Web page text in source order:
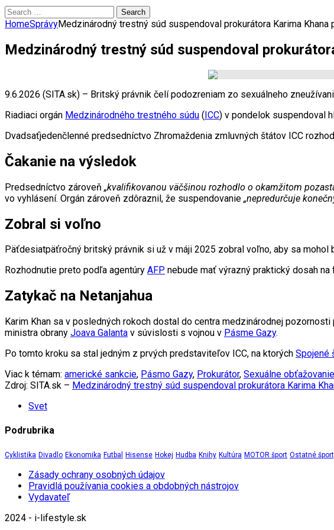
Search
for:
HomeSprávyMedzinárodný trestný súd suspendoval prokurátora Karima Khana
Medzinárodný trestný súd suspendoval
9.6.2026 (SITA.sk) – Britský právnik čelí podozreniam zo sexuálneho
Riadiaci orgán Medzinárodného trestného súdu (ICC) v pondelok suspendoval
Dvadsaťjedenčlenné predsedníctvo Zhromaždenia zmluvných štátov ICC
Čakanie na výsledok
Predsedníctvo zároveň „kvalifikovanou väčšinou rozhodlo o okamžitom
vo vyhlásení. Orgán zároveň zdôraznil, že suspendovanie „nepredurčuje
Zobral si voľno
Päťdesiatpäťročný britský právnik si už v máji 2025 zobral voľno, aby sa mohol
Rozhodnutie preto podľa agentúry AFP nebude mať výrazný praktický dosah na
Zatykač na Netanjahua
Karim Khan sa v posledných rokoch dostal do centra medzinárodnej
ministra obrany Joava Galanta v súvislosti s vojnou v Pásme Gazy.
Po tomto kroku sa stal jedným z prvých predstaviteľov ICC, na ktorých Spojené
Viac k témam: americké sankcie, Pásmo Gazy, Prokurátor, Sexuálne obťažovanie
Zdroj: SITA.sk – Medzinárodný trestný súd suspendoval prokurátora Karima
Svet
Podrubrika
Cyklistika Divadlo Ekonomika Futbal Hisense Hokej Hudba Knihy Kultúra MOTOR šport Ostatné
Zásady ochrany osobných údajov
Pravidlá používania cookies a obdobných nástrojov
Vydavateľ
2024 - i-lifestyle.sk